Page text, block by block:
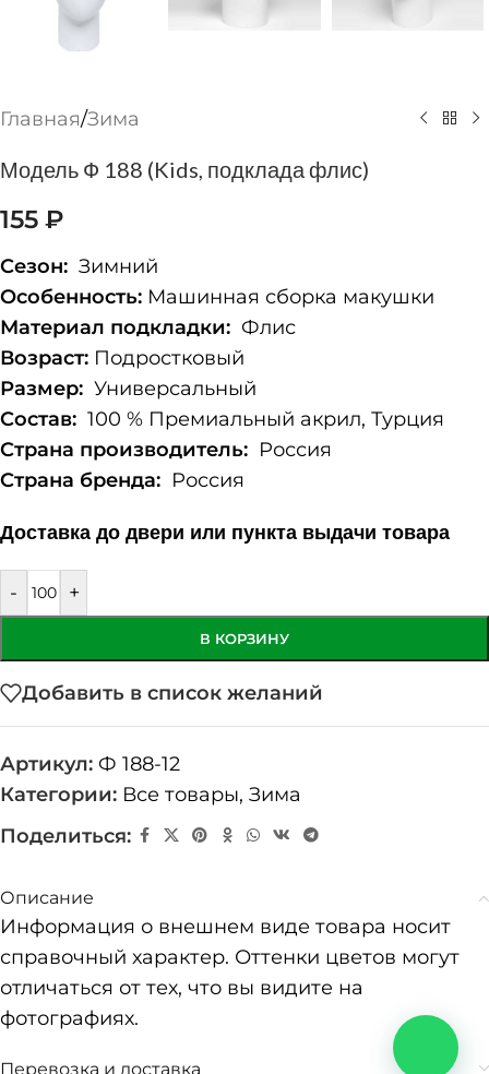
Главная/Зима
Модель Ф 188 (Kids, подклада флис)
155 ₽
Сезон: Зимний
Особенность: Машинная сборка макушки
Материал подкладки: Флис
Возраст: Подростковый
Размер: Универсальный
Состав: 100 % Премиальный акрил, Турция
Страна производитель: Россия
Страна бренда: Россия
Доставка до двери или пункта выдачи товара
- +
В КОРЗИНУ
Добавить в список желаний
Артикул: Ф 188-12
Категории: Все товары, Зима
Поделиться:
Описание
Информация о внешнем виде товара носит
справочный характер. Оттенки цветов могут
отличаться от тех, что вы видите на
фотографиях.
Перевозка и доставка